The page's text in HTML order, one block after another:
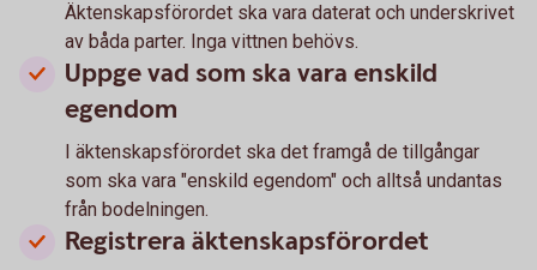
Äktenskapsförordet ska vara daterat och underskrivet
av båda parter. Inga vittnen behövs.
Uppge vad som ska vara enskild
egendom
I äktenskapsförordet ska det framgå de tillgångar
som ska vara "enskild egendom" och alltså undantas
från bodelningen.
Registrera äktenskapsförordet